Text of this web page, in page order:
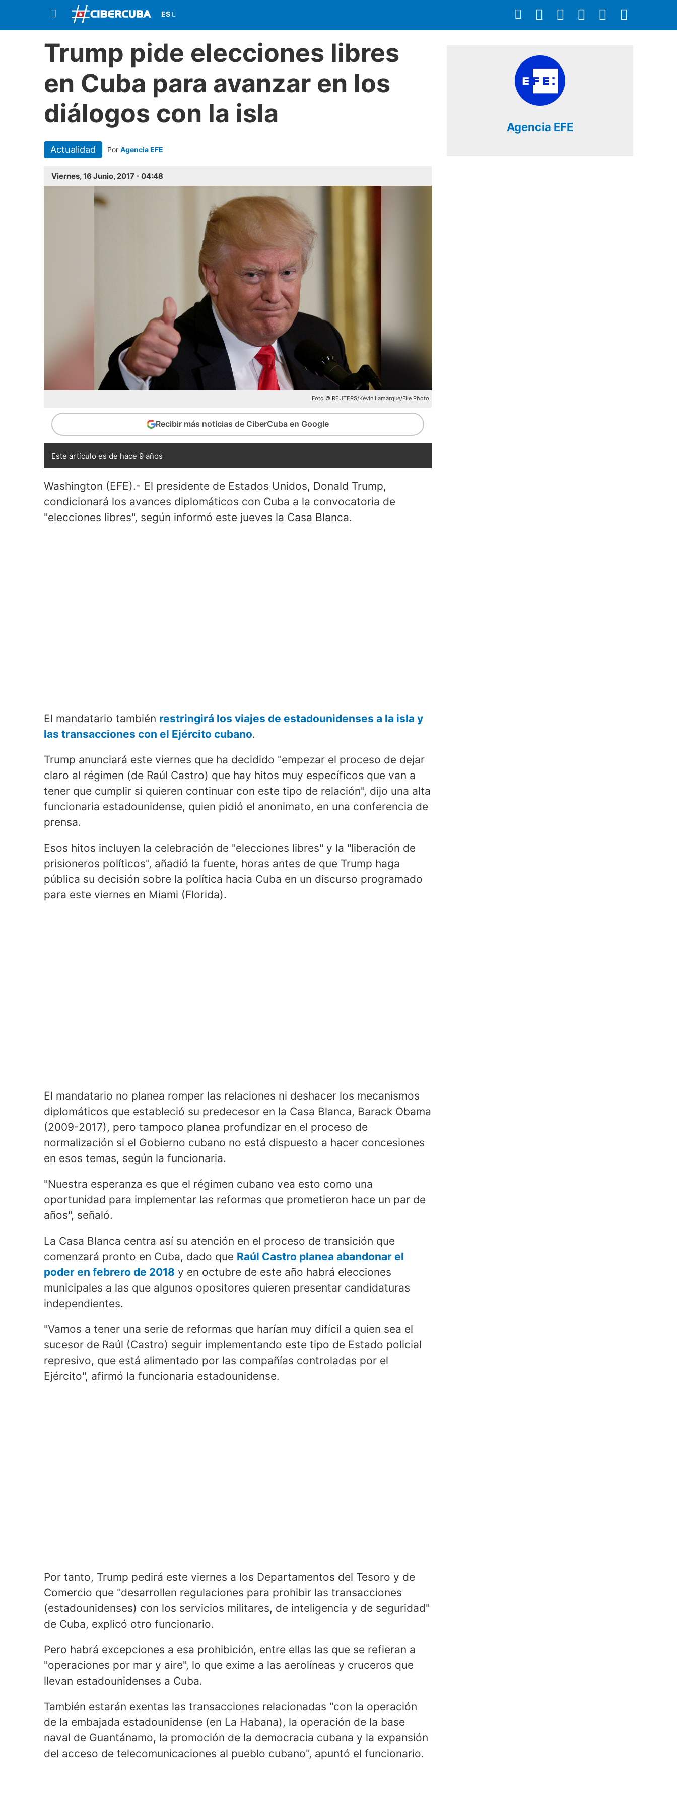
Trump pide elecciones libres
en Cuba para avanzar en los
diálogos con la isla
Actualidad Por Agencia EFE
Viernes, 16 Junio, 2017 - 04:48
Foto © REUTERS/Kevin Lamarque/File Photo
Recibir más noticias de CiberCuba en Google
Este artículo es de hace 9 años
Washington (EFE).- El presidente de Estados Unidos, Donald Trump,
condicionará los avances diplomáticos con Cuba a la convocatoria de
"elecciones libres", según informó este jueves la Casa Blanca.
El mandatario también restringirá los viajes de estadounidenses a la isla y
las transacciones con el Ejército cubano.
Trump anunciará este viernes que ha decidido "empezar el proceso de dejar
claro al régimen (de Raúl Castro) que hay hitos muy específicos que van a
tener que cumplir si quieren continuar con este tipo de relación", dijo una alta
funcionaria estadounidense, quien pidió el anonimato, en una conferencia de
prensa.
Esos hitos incluyen la celebración de "elecciones libres" y la "liberación de
prisioneros políticos", añadió la fuente, horas antes de que Trump haga
pública su decisión sobre la política hacia Cuba en un discurso programado
para este viernes en Miami (Florida).
El mandatario no planea romper las relaciones ni deshacer los mecanismos
diplomáticos que estableció su predecesor en la Casa Blanca, Barack Obama
(2009-2017), pero tampoco planea profundizar en el proceso de
normalización si el Gobierno cubano no está dispuesto a hacer concesiones
en esos temas, según la funcionaria.
"Nuestra esperanza es que el régimen cubano vea esto como una
oportunidad para implementar las reformas que prometieron hace un par de
años", señaló.
La Casa Blanca centra así su atención en el proceso de transición que
comenzará pronto en Cuba, dado que Raúl Castro planea abandonar el
poder en febrero de 2018 y en octubre de este año habrá elecciones
municipales a las que algunos opositores quieren presentar candidaturas
independientes.
"Vamos a tener una serie de reformas que harían muy difícil a quien sea el
sucesor de Raúl (Castro) seguir implementando este tipo de Estado policial
represivo, que está alimentado por las compañías controladas por el
Ejército", afirmó la funcionaria estadounidense.
Por tanto, Trump pedirá este viernes a los Departamentos del Tesoro y de
Comercio que "desarrollen regulaciones para prohibir las transacciones
(estadounidenses) con los servicios militares, de inteligencia y de seguridad"
de Cuba, explicó otro funcionario.
Pero habrá excepciones a esa prohibición, entre ellas las que se refieran a
"operaciones por mar y aire", lo que exime a las aerolíneas y cruceros que
llevan estadounidenses a Cuba.
También estarán exentas las transacciones relacionadas "con la operación
de la embajada estadounidense (en La Habana), la operación de la base
naval de Guantánamo, la promoción de la democracia cubana y la expansión
del acceso de telecomunicaciones al pueblo cubano", apuntó el funcionario.
Agencia EFE